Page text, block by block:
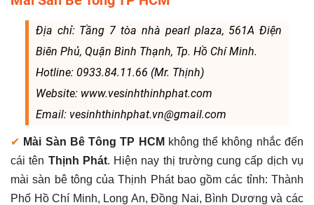
Địa chỉ: Tầng 7 tòa nhà pearl plaza, 561A Điện
Biên Phủ, Quận Bình Thạnh, Tp. Hồ Chí Minh.
Hotline: 0933.84.11.66 (Mr. Thịnh)
Website: www.vesinhthinhphat.com
Email: vesinhthinhphat.vn@gmail.com
✔ Mài Sàn Bê Tông TP HCM không thể không nhắc đến
cái tên Thịnh Phát. Hiện nay thị trường cung cấp dịch vụ
mài sàn bê tông của Thịnh Phát bao gồm các tỉnh: Thành
Phố Hồ Chí Minh, Long An, Đồng Nai, Bình Dương và các